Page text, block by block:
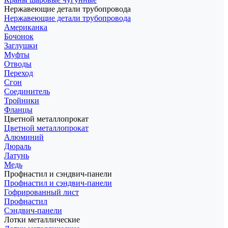
Нержавеющие детали трубопровода
Нержавеющие детали трубопровода
Американка
Бочонок
Заглушки
Муфты
Отводы
Переход
Сгон
Соединитель
Тройники
Фланцы
Цветной металлопрокат
Цветной металлопрокат
Алюминий
Дюраль
Латунь
Медь
Профнастил и сэндвич-панели
Профнастил и сэндвич-панели
Гофрированный лист
Профнастил
Сэндвич-панели
Лотки металлические